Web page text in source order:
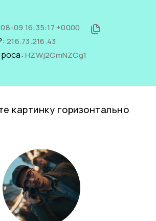
09 16:35:17 +0000
216.73.216.43
HZWj2CmNZCg1
картинку горизонтально